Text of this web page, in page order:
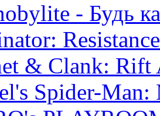
- Будь
& Clank: Rift
Spider-Man: